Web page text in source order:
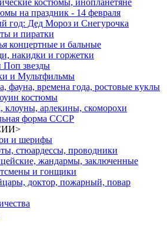
костюмы, инопланетяне
на праздник - 14 февраля
год: Дед Мороз и Снегурочка
и пиратки
концертные и бальные
накидки и горжетки
Поп звезды
и Мультфильмы
фауна, времена года, ростовые куклы
костюмы
клоуны, арлекины, скоморохи
форма СССР
>
и шерифы
стюардессы, проводники
жандармы, заключенные
и гонщики
доктор, пожарный, повар